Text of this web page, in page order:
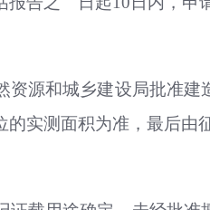
资源和城乡建设局批准
实测面积为准，最后由